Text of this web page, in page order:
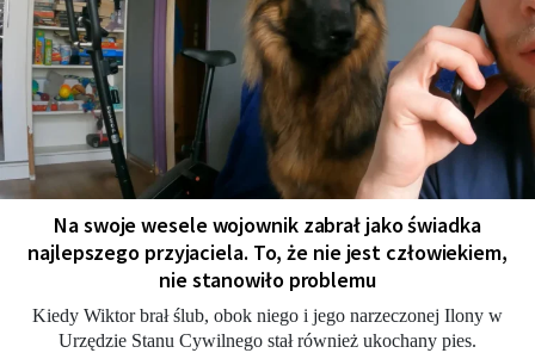
Na swoje wesele wojownik zabrał jako świadka
najlepszego przyjaciela. To, że nie jest człowiekiem,
nie stanowiło problemu
Kiedy Wiktor brał ślub, obok niego i jego narzeczonej Ilony w
Urzędzie Stanu Cywilnego stał również ukochany pies.